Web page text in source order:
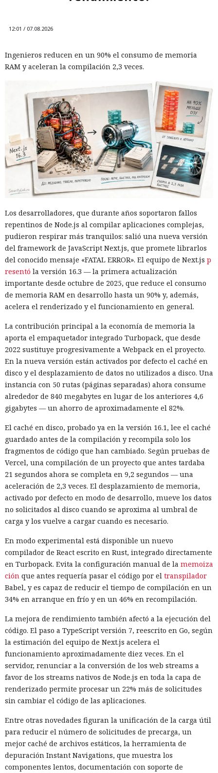
12:01 / 07.08.2026
Ingenieros reducen en un 90% el consumo de memoria
RAM y aceleran la compilación 2,3 veces.
Los desarrolladores, que durante años soportaron fallos
repentinos de Node.js al compilar aplicaciones complejas,
pudieron respirar más tranquilos: salió una nueva versión
del framework de JavaScript Next.js, que promete librarlos
del conocido mensaje «FATAL ERROR». El equipo de Next.js p
resentó la versión 16.3 — la primera actualización
importante desde octubre de 2025, que reduce el consumo
de memoria RAM en desarrollo hasta un 90% y, además,
acelera el renderizado y el funcionamiento en general.
La contribución principal a la economía de memoria la
aporta el empaquetador integrado Turbopack, que desde
2022 sustituye progresivamente a Webpack en el proyecto.
En la nueva versión están activados por defecto el caché en
disco y el desplazamiento de datos no utilizados a disco. Una
instancia con 50 rutas (páginas separadas) ahora consume
alrededor de 840 megabytes en lugar de los anteriores 4,6
gigabytes — un ahorro de aproximadamente el 82%.
El caché en disco, probado ya en la versión 16.1, lee el caché
guardado antes de la compilación y recompila solo los
fragmentos de código que han cambiado. Según pruebas de
Vercel, una compilación de un proyecto que antes tardaba
21 segundos ahora se completa en 9,2 segundos — una
aceleración de 2,3 veces. El desplazamiento de memoria,
activado por defecto en modo de desarrollo, mueve los datos
no solicitados al disco cuando se aproxima al umbral de
carga y los vuelve a cargar cuando es necesario.
En modo experimental está disponible un nuevo
compilador de React escrito en Rust, integrado directamente
en Turbopack. Evita la configuración manual de la memoiza
ción que antes requería pasar el código por el transpilador
Babel, y es capaz de reducir el tiempo de compilación en un
34% en arranque en frío y en un 46% en recompilación.
La mejora de rendimiento también afectó a la ejecución del
código. El paso a TypeScript versión 7, reescrito en Go, según
la estimación del equipo de Next.js acelera el
funcionamiento aproximadamente diez veces. En el
servidor, renunciar a la conversión de los web streams a
favor de los streams nativos de Node.js en toda la capa de
renderizado permite procesar un 22% más de solicitudes
sin cambiar el código de las aplicaciones.
Entre otras novedades figuran la unificación de la carga útil
para reducir el número de solicitudes de precarga, un
mejor caché de archivos estáticos, la herramienta de
depuración Instant Navigations, que muestra los
componentes lentos, documentación con soporte de